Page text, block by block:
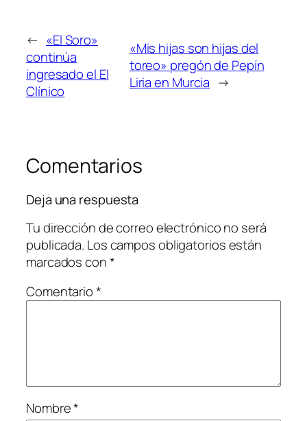
← «El Soro»
continúa
ingresado el El
Clínico
«Mis hijas son hijas del
toreo» pregón de Pepín
Liria en Murcia →
Comentarios
Deja una respuesta
Tu dirección de correo electrónico no será
publicada. Los campos obligatorios están
marcados con*
Comentario*
Nombre*